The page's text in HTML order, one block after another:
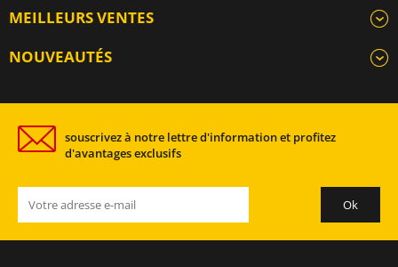
MEILLEURS VENTES
NOUVEAUTÉS
souscrivez à notre lettre d'information et profitez
d'avantages exclusifs